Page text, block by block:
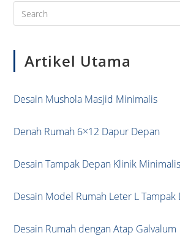
Artikel Utama
Desain Mushola Masjid Minimalis
Denah Rumah 6×12 Dapur Depan
Desain Tampak Depan Klinik Minimalis
Desain Model Rumah Leter L Tampak
Desain Rumah dengan Atap Galvalum